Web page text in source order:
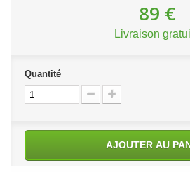
89 €
Livraison
Quantité
AJOUTER AU